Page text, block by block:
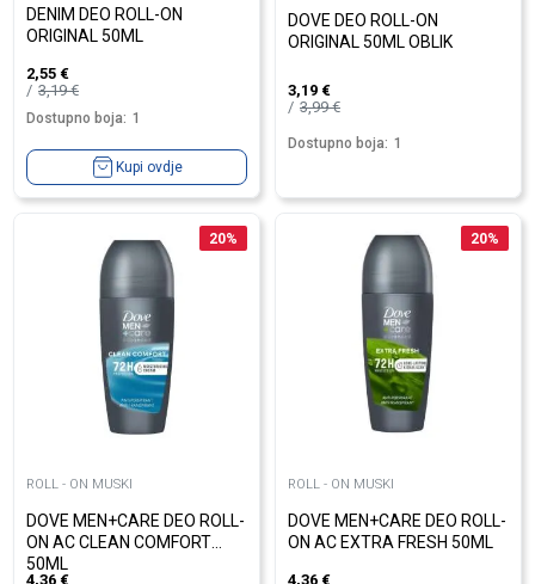
DENIM DEO ROLL-ON
ORIGINAL 50ML
2,55 €
3,19€
Dostupno boja: 1
Kupi ovdje
DOVE DEO ROLL-ON
ORIGINAL 50ML OBLIK
3,19 €
3,99€
Dostupno boja: 1
20%
ROLL - ON MUSKI
DOVE MEN+CARE DEO ROLL-
ON AC CLEAN COMFORT
50ML
4,36 €
20%
ROLL - ON MUSKI
DOVE MEN+CARE DEO ROLL-
ON AC EXTRA FRESH 50ML
4,36 €